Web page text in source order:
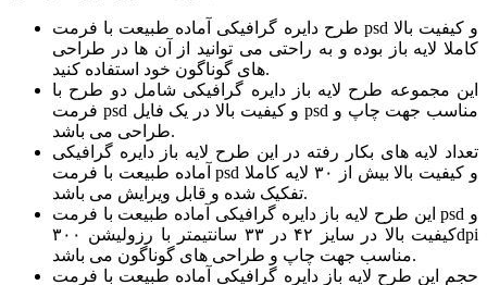
طرح دایره گرافیکی آماده طبیعت با فرمت psd و کیفیت بالا
کاملا لایه باز بوده و به راحتی می توانید از آن ها در طراحی
های گوناگون خود استفاده کنید.
این مجموعه طرح لایه باز دایره گرافیکی شامل دو طرح با
فرمت psd و کیفیت بالا در یک فایل psd مناسب جهت چاپ و
طراحی می باشد.
تعداد لایه های بکار رفته در این طرح لایه باز دایره گرافیکی
آماده طبیعت با فرمت psd و کیفیت بالا بیش از ۳۰ لایه کاملا
تفکیک شده و قابل ویرایش می باشد.
این طرح لایه باز دایره گرافیکی آماده طبیعت با فرمت psd و
کیفیت بالا در سایز ۴۲ در ۳۳ سانتیمتر با رزولیشن ۳۰۰dpi
مناسب جهت چاپ و طراحی های گوناگون می باشد.
حجم این طرح لایه باز دایره گرافیکی آماده طبیعت با فرمت